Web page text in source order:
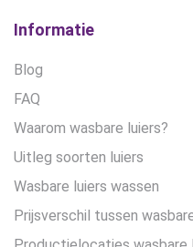
Informatie
Blog
FAQ
Waarom wasbare luiers?
Uitleg soorten luiers
Wasbare luiers wassen
Prijsverschil tussen